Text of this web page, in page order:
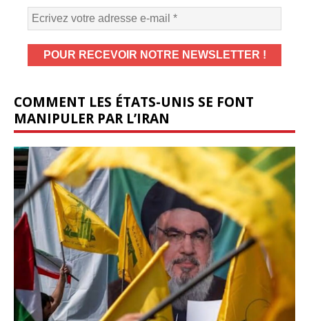
COMMENT LES ÉTATS-UNIS SE FONT
MANIPULER PAR L’IRAN